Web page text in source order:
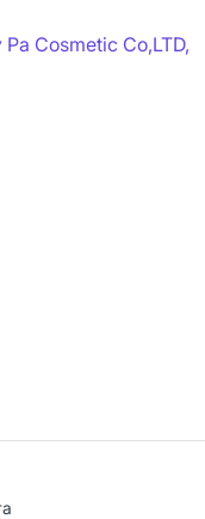
Cosmetic Co,LTD,